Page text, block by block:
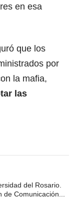
en esa
que los
por
la mafia,
las
del Rosario.
de Comunicación